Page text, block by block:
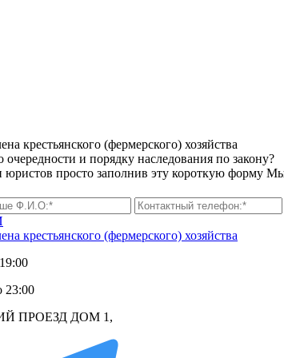
и порядку наследования по закону?
юристов просто заполнив эту короткую форму
23:00
ПРОЕЗД ДОМ 1,